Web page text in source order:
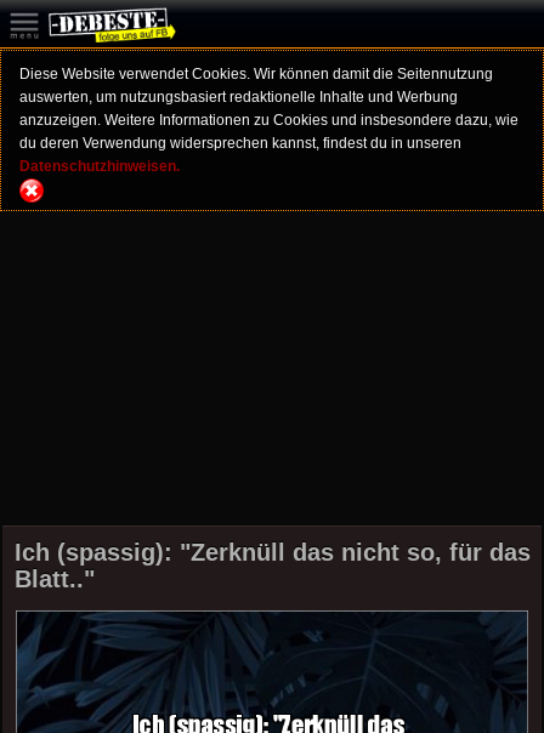
Diese Website verwendet Cookies. Wir können damit die Seitennutzung
auswerten, um nutzungsbasiert redaktionelle Inhalte und Werbung
anzuzeigen. Weitere Informationen zu Cookies und insbesondere dazu, wie
du deren Verwendung widersprechen kannst, findest du in unseren
Datenschutzhinweisen.
Ich (spassig): "Zerknüll das nicht so, für das
Blatt.."